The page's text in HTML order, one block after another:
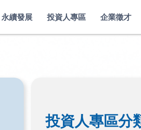
永續發展 投資人專區 企業徵才
投資人專區分